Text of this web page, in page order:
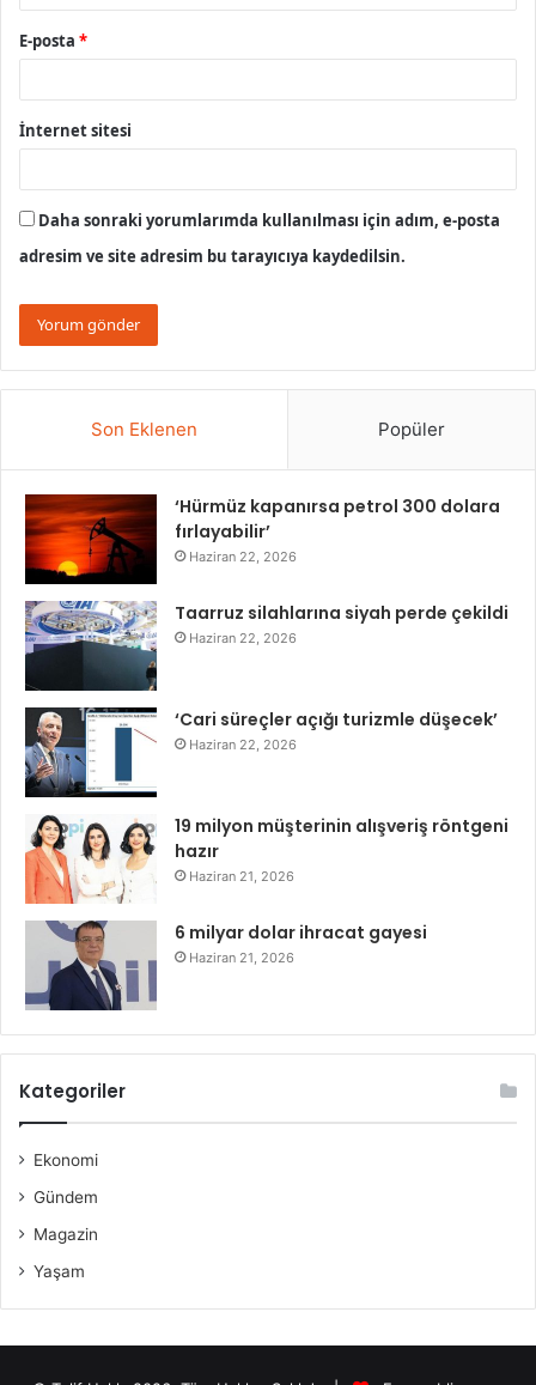
E-posta *
İnternet sitesi
Daha sonraki yorumlarımda kullanılması için adım, e-posta
adresim ve site adresim bu tarayıcıya kaydedilsin.
Son Eklenen Popüler
‘Hürmüz kapanırsa petrol 300 dolara
fırlayabilir’
Haziran 22, 2026
Taarruz silahlarına siyah perde çekildi
Haziran 22, 2026
‘Cari süreçler açığı turizmle düşecek’
Haziran 22, 2026
19 milyon müşterinin alışveriş röntgeni
hazır
Haziran 21, 2026
6 milyar dolar ihracat gayesi
Haziran 21, 2026
Kategoriler
Ekonomi
Gündem
Magazin
Yaşam